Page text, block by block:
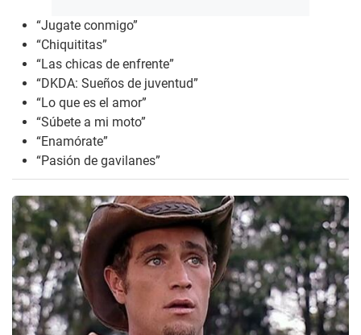
“Jugate conmigo”
“Chiquititas”
“Las chicas de enfrente”
“DKDA: Sueños de juventud”
“Lo que es el amor”
“Súbete a mi moto”
“Enamórate”
“Pasión de gavilanes”